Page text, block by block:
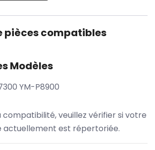
pièces compatibles
Modèles
YM-P8900
compatibilité, veuillez vérifier si votre
actuellement est répertoriée.